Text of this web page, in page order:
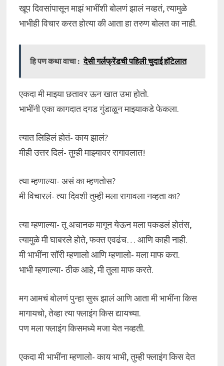
खूप दिवसांपासून माझं भाभींशी बोलणं झालं नव्हतं, त्यामुळे
भाभीही विचार करत होत्या की आता हा तरुण बोलत का नाही.
हि पण कथा वाचा : देसी गर्लफ्रेंडची पहिली चुदाई हॉटेलात
एकदा मी माझ्या छतावर ऊन खात उभा होतो.
भाभींनी एका कागदात दगड गुंडाळून माझ्याकडे फेकला.
त्यात लिहिलं होतं- काय झालं?
मीही उत्तर दिलं- तुम्ही माझ्यावर रागावलात!
त्या म्हणाल्या- असं का म्हणतोस?
मी विचारलं- त्या दिवशी तुम्ही मला रागावला नव्हता का?
त्या म्हणाल्या- तू अचानक मागून येऊन मला पकडलं होतंस,
त्यामुळे मी घाबरले होते, फक्त एवढंच… आणि काही नाही.
मी भाभींना सॉरी म्हणालो आणि म्हणालो- मला माफ करा.
भाभी म्हणाल्या- ठीक आहे, मी तुला माफ करते.
मग आमचं बोलणं पुन्हा सुरू झालं आणि आता मी भाभींना किस
मागायचो, तेव्हा त्या फ्लाइंग किस द्यायच्या.
पण मला फ्लाइंग किसमध्ये मजा येत नव्हती.
एकदा मी भाभींना म्हणालो- काय भाभी, तुम्ही फ्लाइंग किस देत